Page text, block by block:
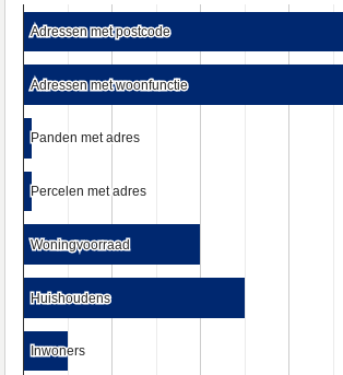
Adressen met postcode
Adressen met postcode
Adressen met woonfunctie
Adressen met woonfunctie
Panden met adres
Panden met adres
Percelen met adres
Percelen met adres
Woningvoorraad
Woningvoorraad
Huishoudens
Huishoudens
Inwoners
Inwoners